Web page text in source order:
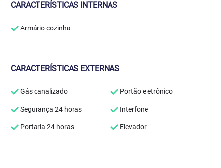
CARACTERÍSTICAS INTERNAS
Armário cozinha
CARACTERÍSTICAS EXTERNAS
Gás canalizado Portão eletrônico
Segurança 24 horas Interfone
Portaria 24 horas Elevador